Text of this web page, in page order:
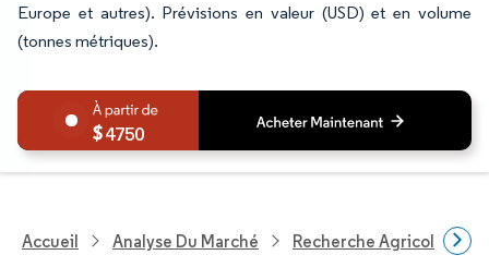
Europe et autres). Prévisions en valeur (USD) et en volume
(tonnes métriques).
4750
Accueil Analyse Du Marché Recherche Agricole